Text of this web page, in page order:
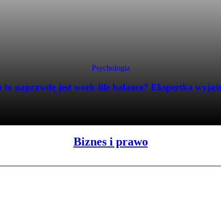
Psychologia
to naprawdę jest work-life balance? Ekspertka
Biznes i prawo